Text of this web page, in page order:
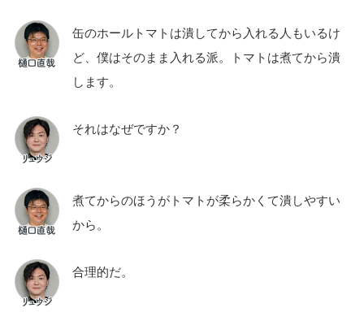
缶のホールトマトは潰してから入れる人もいるけ
ど、僕はそのまま入れる派。トマトは煮てから潰
します。
それはなぜですか？
煮てからのほうがトマトが柔らかくて潰しやすい
から。
合理的だ。